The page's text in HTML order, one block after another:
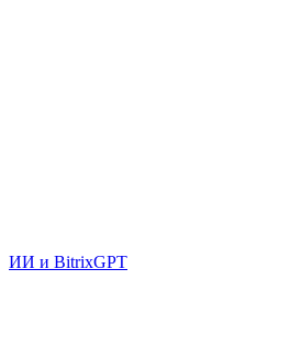
ИИ и BitrixGPT